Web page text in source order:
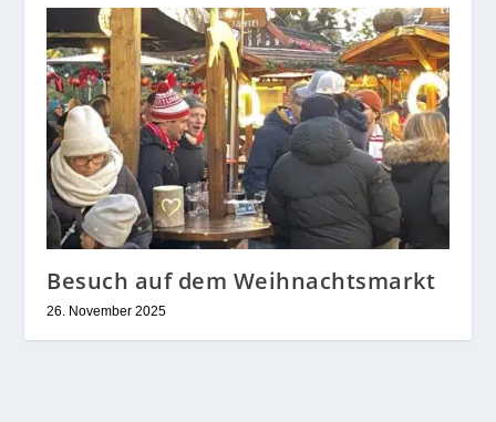
Besuch auf dem Weihnachtsmarkt
26. November 2025